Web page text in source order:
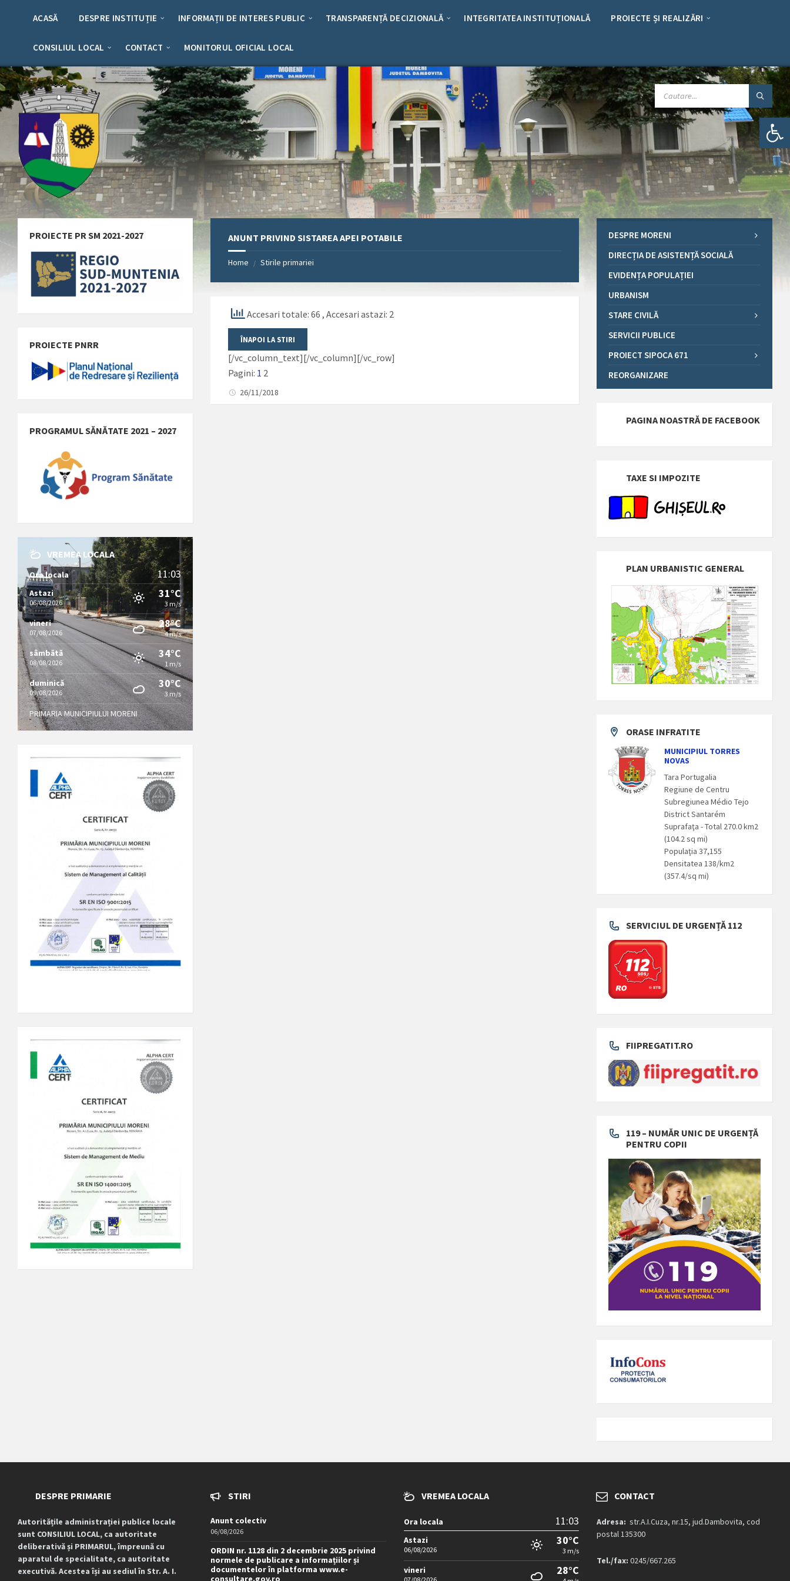
Deschide bara de unelte
ACASĂ DESPRE INSTITUȚIE INFORMAȚII DE INTERES PUBLIC TRANSPARENȚĂ DECIZIONALĂ INTEGRITATEA INSTITUȚIONALĂ PROIECTE ȘI REALIZĂRI
CONSILIUL LOCAL CONTACT MONITORUL OFICIAL LOCAL
CAUTARE:
ANUNT PRIVIND SISTAREA APEI POTABILE
Home / Stirile primariei
Accesari totale: 66, Accesari astazi: 2
[/vc_column_text][/vc_column][/vc_row]
Pagini: 1 2
26/11/2018
PROIECTE PR SM 2021-2027
PROIECTE PNRR
PROGRAMUL SĂNĂTATE 2021 – 2027
VREMEA LOCALA
Ora locala 11:03
Astazi
06/08/2026
31°C
3 m/s
vineri
07/08/2026
28°C
4 m/s
sâmbătă
08/08/2026
34°C
1 m/s
duminică
09/08/2026
30°C
3 m/s
PRIMARIA MUNICIPIULUI MORENI
DESPRE MORENI
DIRECȚIA DE ASISTENȚĂ SOCIALĂ
EVIDENȚA POPULAȚIEI
URBANISM
STARE CIVILĂ
SERVICII PUBLICE
PROIECT SIPOCA 671
REORGANIZARE
PAGINA NOASTRĂ DE FACEBOOK
TAXE SI IMPOZITE
PLAN URBANISTIC GENERAL
ORASE INFRATITE
MUNICIPIUL TORRES
NOVAS
Tara Portugalia
Regiune de Centru
Subregiunea Médio Tejo
District Santarém
Suprafaţa - Total 270.0 km2
(104.2 sq mi)
Populaţia 37,155
Densitatea 138/km2
(357.4/sq mi)
SERVICIUL DE URGENȚĂ 112
FIIPREGATIT.RO
119 – NUMĂR UNIC DE URGENȚĂ
PENTRU COPII
DESPRE PRIMARIE
Autoritățile administrației publice locale
sunt CONSILIUL LOCAL, ca autoritate
deliberativă și PRIMARUL, împreună cu
aparatul de specialitate, ca autoritate
executivă. Acestea își au sediul în Str. A. I.
STIRI
Anunt colectiv
06/08/2026
ORDIN nr. 1128 din 2 decembrie 2025 privind
normele de publicare a informațiilor și
documentelor în platforma www.e-
VREMEA LOCALA
Ora locala 11:03
Astazi
06/08/2026
30°C
3 m/s
vineri 28°C
CONTACT
Adresa: str.A.I.Cuza, nr.15, jud.Dambovita, cod
postal 135300
Tel./fax: 0245/667.265